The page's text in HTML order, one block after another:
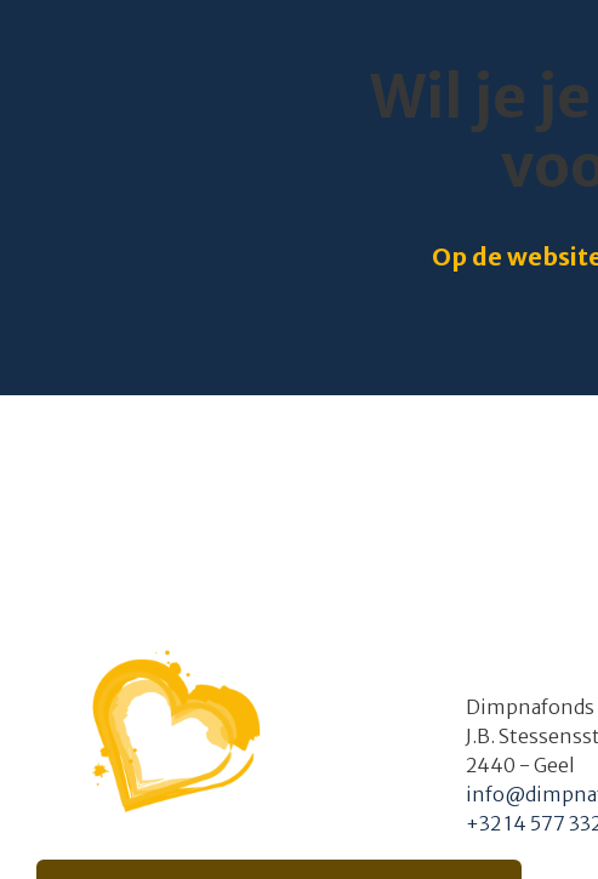
Wil je
Op de
Dimpnafonds
J.B.
2440 - Geel
+32 14 577